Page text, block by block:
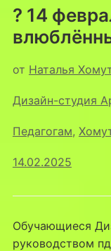
? 14
от Наталья
Дизайн-студия
Педагогам,
14.02.2025
Обучающиеся
руководством